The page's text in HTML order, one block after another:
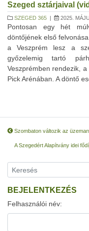
Szeged sztárjaival
SZEGED 365 | 2025.
Pontosan egy hét
döntőjének első
a Veszprém lesz a
győzelemig tartó
Veszprémben rendezik,
Pick Arénában. A döntő
Szombaton változik az
A Szegedért Alapítvány idei
BEJELENTKEZÉS
Felhasználói név: